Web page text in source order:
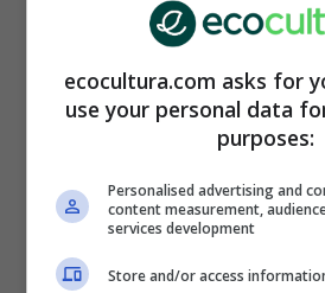
financiado por el cofundador
(quien falleció en 2018),
identificar la mayor parte de
coralque aún no se han
ecocultura.com asks for
use your personal data
purposes:
Personalised advertising and
content measurement,
services development
Store and/or access